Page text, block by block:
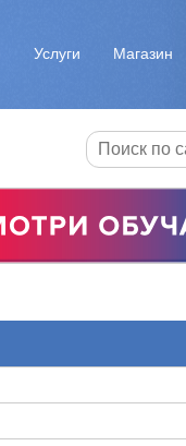
Услуги Магазин